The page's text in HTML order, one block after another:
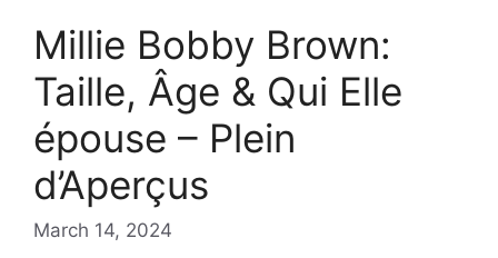
Millie Bobby Brown:
Taille, Âge & Qui Elle
épouse – Plein
d’Aperçus
March 14, 2024